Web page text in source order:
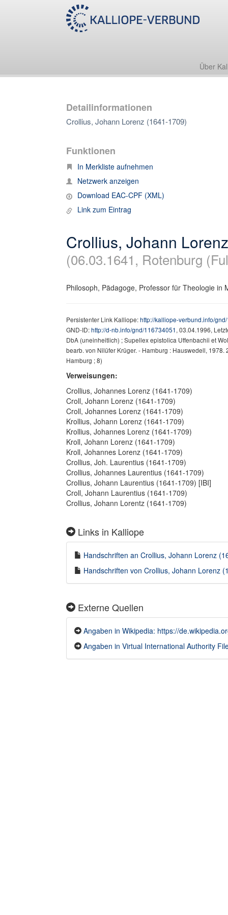
Über
Detailinformationen
Crollius, Johann Lorenz (1641-1709)
Funktionen
In Merkliste aufnehmen
Netzwerk anzeigen
Download EAC-CPF (XML)
Link zum Eintrag
Crollius, Johann
(06.03.1641, Rotenburg
Philosoph, Pädagoge, Professor für Theologie in
Persistenter Link Kalliope:http://kalliope-verbund.info/
GND-ID:http://d-nb.info/gnd/116734051, 03.04.1996,
DbA (uneinheitlich) ; Supellex epistolica Uffenbachii et
bearb. von Nilüfer Krüger. - Hamburg : Hauswedell,
Hamburg ; 8)
Verweisungen:
Crollius, Johannes Lorenz (1641-1709)
Croll, Johann Lorenz (1641-1709)
Croll, Johannes Lorenz (1641-1709)
Krollius, Johann Lorenz (1641-1709)
Krollius, Johannes Lorenz (1641-1709)
Kroll, Johann Lorenz (1641-1709)
Kroll, Johannes Lorenz (1641-1709)
Crollius, Joh. Laurentius (1641-1709)
Crollius, Johannes Laurentius (1641-1709)
Crollius, Johann Laurentius (1641-1709) [IBI]
Croll, Johann Laurentius (1641-1709)
Crollius, Johann Lorentz (1641-1709)
Links in Kalliope
Handschriften an Crollius, Johann Lorenz
Handschriften von Crollius, Johann Lorenz
Externe Quellen
Angaben in Wikipedia: https://
Angaben in Virtual International Authority